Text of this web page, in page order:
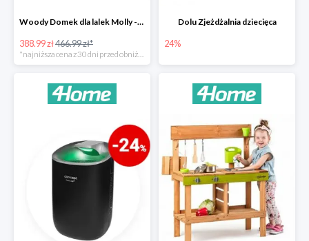
Woody Domek dla lalek Molly -78zł
388.99 zł466.99 zł*
Dolu Zjeżdżalnia dziecięca
24%